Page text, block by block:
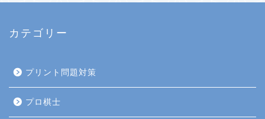
カテゴリー
プリント問題対策
プロ棋士